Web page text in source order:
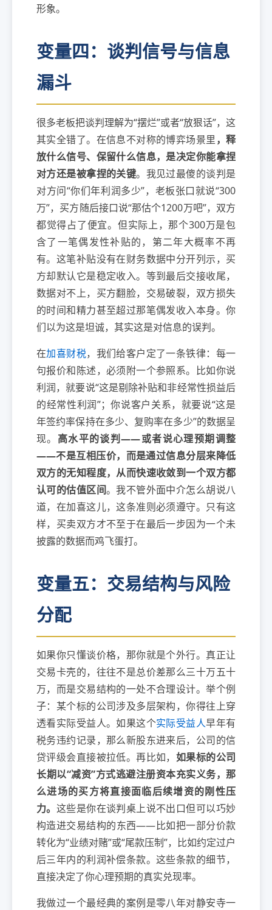
形象。
变量四：谈判信号与信息
漏斗
很多老板把谈判理解为“摆烂”或者“放狠话”，这
其实全错了。在信息不对称的博弈场景里，释
放什么信号、保留什么信息，是决定你能拿捏
对方还是被拿捏的关键。我见过最傻的谈判是
对方问“你们年利润多少”，老板张口就说“300
万”，买方随后接口说“那估个1200万吧”，双方
都觉得占了便宜。但实际上，那个300万是包
含了一笔偶发性补贴的，第二年大概率不再
有。这笔补贴没有在财务数据中分开列示，买
方却默认它是稳定收入。等到最后交接收尾，
数据对不上，买方翻脸，交易破裂，双方损失
的时间和精力甚至超过那笔偶发收入本身。你
们以为这是坦诚，其实这是对信息的误判。
在加喜财税，我们给客户定了一条铁律：每一
句报价和陈述，必须附一个参照系。比如你说
利润，就要说“这是剔除补贴和非经常性损益后
的经常性利润”；你说客户关系，就要说“这是
年签约率保持在多少、复购率在多少”的数据呈
现。 高水平的谈判——或者说心理预期调整
——不是互相压价，而是通过信息分层来降低
双方的无知程度，从而快速收敛到一个双方都
认可的估值区间。我不管外面中介怎么胡说八
道，在加喜这儿，这条准则必须遵守。只有这
样，买卖双方才不至于在最后一步因为一个未
披露的数据而鸡飞蛋打。
变量五：交易结构与风险
分配
如果你只懂谈价格，那你就是个外行。真正让
交易卡壳的，往往不是总价差那么三十万五十
万，而是交易结构的一处不合理设计。举个例
子：某个标的公司涉及多层架构，你得往上穿
透看实际受益人。如果这个实际受益人早年有
税务违约记录，那么新股东进来后，公司的信
贷评级会直接被拉低。再比如， 如果标的公司
长期以“减资”方式逃避注册资本充实义务，那
么进场的买方将直接面临后续增资的刚性压
力。 这些是你在谈判桌上说不出口但可以巧妙
构造进交易结构的东西——比如把一部分价款
转化为“业绩对赌”或“尾款压制”，比如约定过户
后三年内的利润补偿条款。这些条款的细节，
直接决定了你心理预期的真实兑现率。
我做过一个最经典的案例是零八年对静安寺一